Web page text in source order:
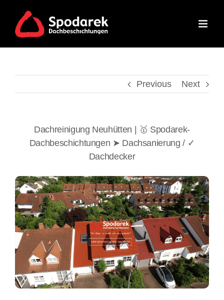
content
Previous Next
Dachreinigung Neuhütten | 🥇 Spodarek-
Dachbeschichtungen ➤ Dachsanierung / ✓
Dachdecker